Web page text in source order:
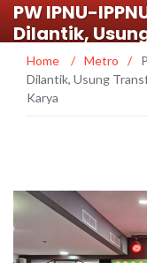
PW IPNU-
Dilantik,
Berbasis
Home / Metro /
Dilantik, Usung
Karya